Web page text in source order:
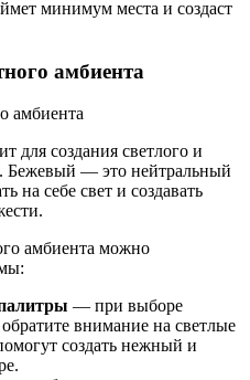
минимум места и создаст
амбиента
для создания светлого и
Бежевый — это нейтральный
на себе свет и создавать
амбиента можно
— при выборе
внимание на светлые
создать нежный и